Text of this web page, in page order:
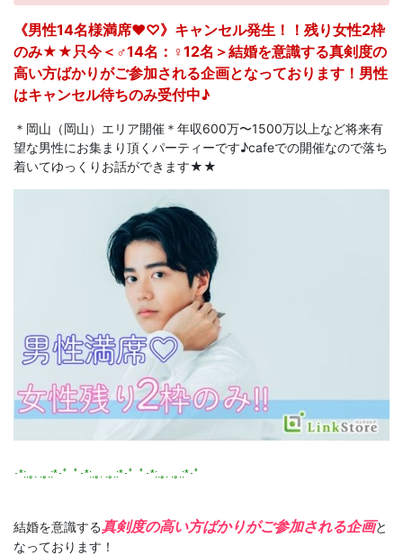
《男性14名様満席♥♡》キャンセル発生！！残り女性2枠
のみ★★只今＜♂14名：♀12名＞結婚を意識する真剣度の
高い方ばかりがご参加される企画となっております！男性
はキャンセル待ちのみ受付中♪
＊岡山（岡山）エリア開催＊年収600万〜1500万以上など将来有
望な男性にお集まり頂くパーティーです♪cafeでの開催なので落ち
着いてゆっくりお話ができます★★
･*:.｡. .｡.:*･゜ﾟ･*:.｡. .｡.:*･゜ﾟ･*:.｡. .｡.:*･゜
結婚を意識する真剣度の高い方ばかりがご参加される企画と
なっております！